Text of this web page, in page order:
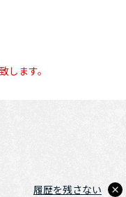
ます。
履歴を残さない